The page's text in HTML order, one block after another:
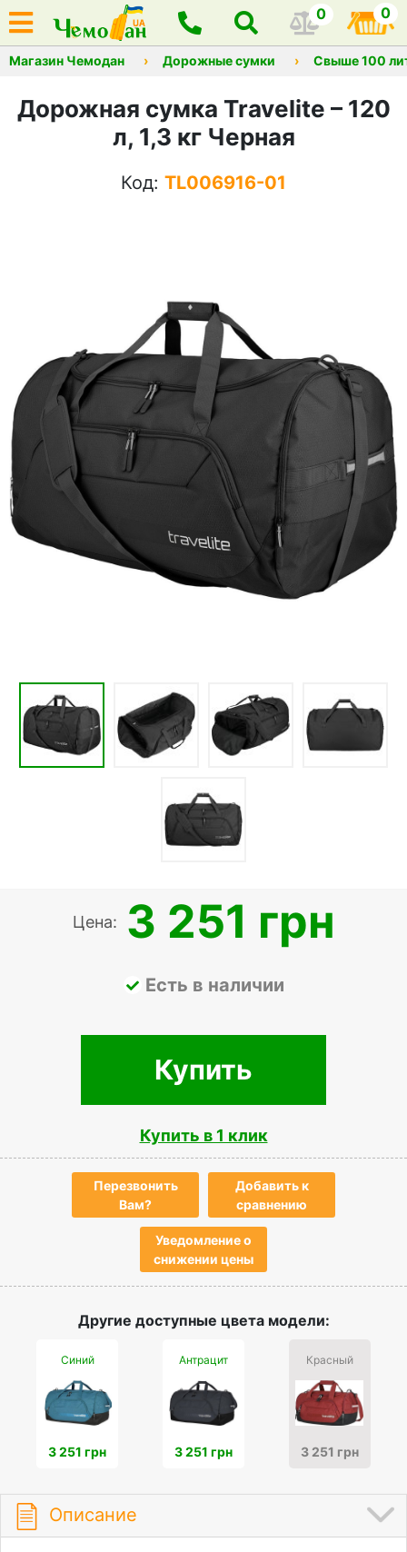
0 0
Магазин Чемодан Дорожные сумки Свыше 100
Дорожная сумка Travelite – 120
л, 1,3 кг Черная
Код: TL006916-01
Цена: 3 251 грн
Есть в наличии
Купить
Купить в 1 клик
Перезвонить
Вам?
Добавить к
сравнению
Уведомление о
снижении цены
Другие доступные цвета модели:
Синий
3 251 грн
Антрацит
3 251 грн
Красный
3 251 грн
Описание